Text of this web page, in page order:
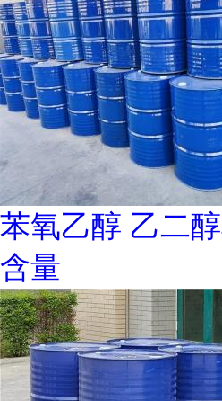
苯氧乙醇 乙二
含量